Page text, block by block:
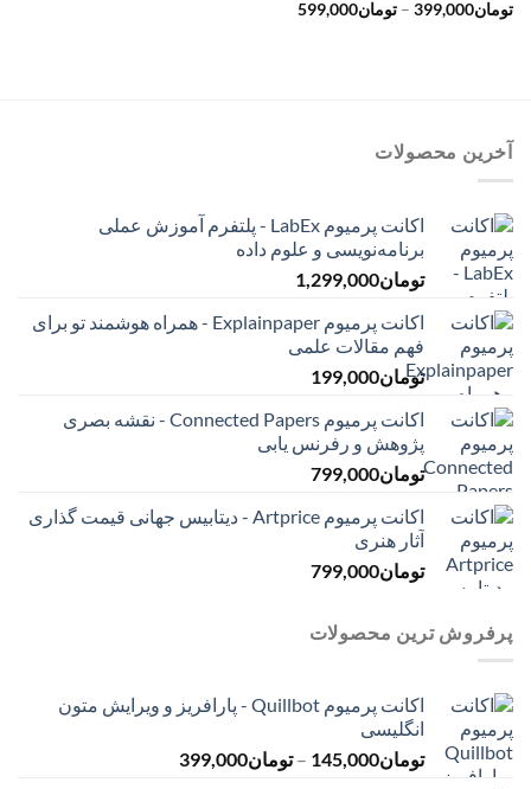
تومان399,000
– تومان599,000محدوده
آخرین محصولات
اکانت پرمیوم LabEx - پلتفرم آموزش عملی
برنامه‌نویسی و علوم داده
تومان1,299,000
اکانت پرمیوم Explainpaper - همراه هوشمند تو برای
فهم مقالات علمی
تومان199,000
اکانت پرمیوم Connected Papers - نقشه بصری
پژوهش و رفرنس یابی
تومان799,000
اکانت پرمیوم Artprice - دیتابیس جهانی قیمت ‌گذاری
آثار هنری
تومان799,000
پرفروش ترین محصولات
اکانت پرمیوم Quillbot - پارافریز و ویرایش متون
انگلیسی
تومان145,000
– تومان399,000